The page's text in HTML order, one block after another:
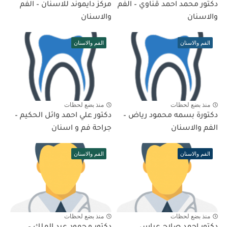
دكتور محمد احمد قناوي – الفم
والاسنان
مركز دايموند للاسنان – الفم
والاسنان
الفم والاسنان
منذ بضع لحظات
دكتورة بسمه محمود رياض –
الفم والاسنان
الفم والاسنان
منذ بضع لحظات
دكتور علي احمد وائل الحكيم –
جراحة فم و اسنان
الفم والاسنان
منذ بضع لحظات
الفم والاسنان
منذ بضع لحظات